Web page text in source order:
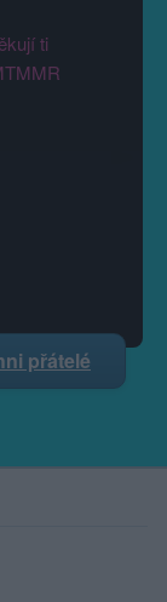
ti
přátelé